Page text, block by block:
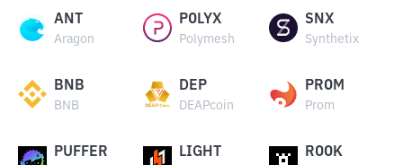
ANT
Aragon
POLYX
Polymesh
SNX
Synthetix
BNB
BNB
DEP
DEAPcoin
PROM
Prom
PUFFER LIGHT ROOK